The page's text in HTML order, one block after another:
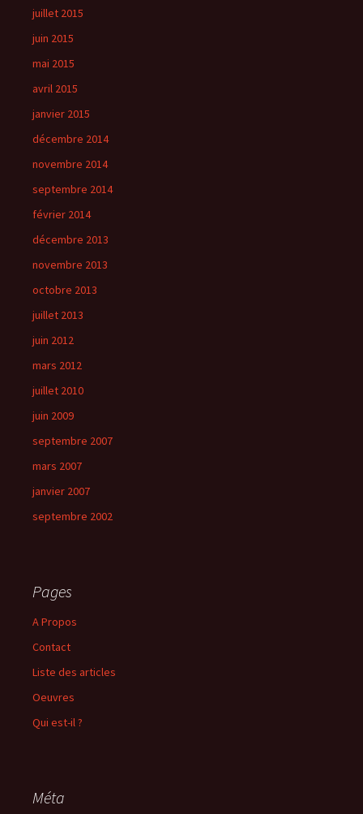
juillet 2015
juin 2015
mai 2015
avril 2015
janvier 2015
décembre 2014
novembre 2014
septembre 2014
février 2014
décembre 2013
novembre 2013
octobre 2013
juillet 2013
juin 2012
mars 2012
juillet 2010
juin 2009
septembre 2007
mars 2007
janvier 2007
septembre 2002
Pages
A Propos
Contact
Liste des articles
Oeuvres
Qui est-il ?
Méta